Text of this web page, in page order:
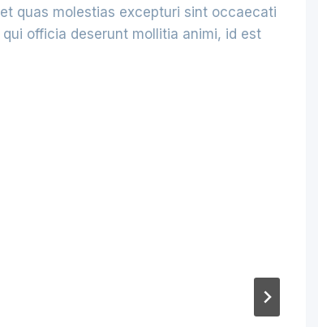
quas molestias excepturi sint occaecati
officia deserunt mollitia animi, id est